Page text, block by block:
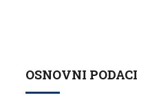
OSNOVNI PODACI